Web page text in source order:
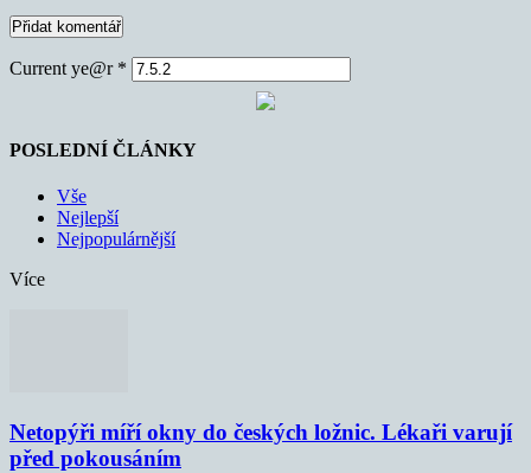
Current ye@r *
POSLEDNÍ ČLÁNKY
Vše
Nejlepší
Nejpopulárnější
Více
Netopýři míří okny do českých ložnic. Lékaři varují
před pokousáním